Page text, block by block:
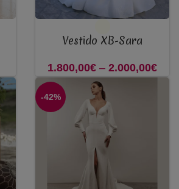
range:
800,00€
1.000,00€
Vestido XB-Sara
1.800,00€ – 2.000,00€
-42%